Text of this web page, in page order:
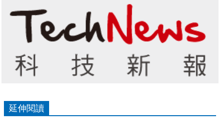
延伸閱讀